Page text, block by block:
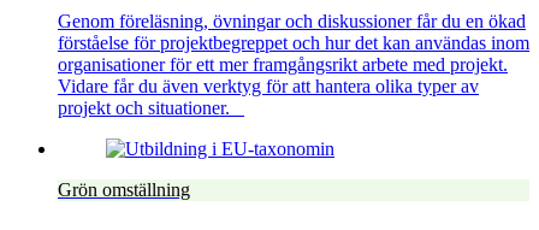
Genom föreläsning, övningar och diskussioner får du en ökad
förståelse för projektbegreppet och hur det kan användas inom
organisationer för ett mer framgångsrikt arbete med projekt.
Vidare får du även verktyg för att hantera olika typer av
projekt och situationer.
Grön omställning